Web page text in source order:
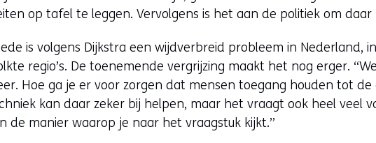
op tafel te leggen. Vervolgens is het aan de politiek om daar
is volgens Dijkstra een wijdverbreid probleem in Nederland,
regio’s. De toenemende vergrijzing maakt het nog erger.
Hoe ga je er voor zorgen dat mensen toegang houden tot
kan daar zeker bij helpen, maar het vraagt ook heel veel
de manier waarop je naar het vraagstuk kijkt.”